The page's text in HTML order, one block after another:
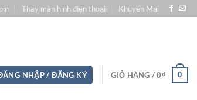
Thay màn hình điện thoại Khuyến Mại
NHẬP / ĐĂNG KÝ GIỎ HÀNG /0₫ 0